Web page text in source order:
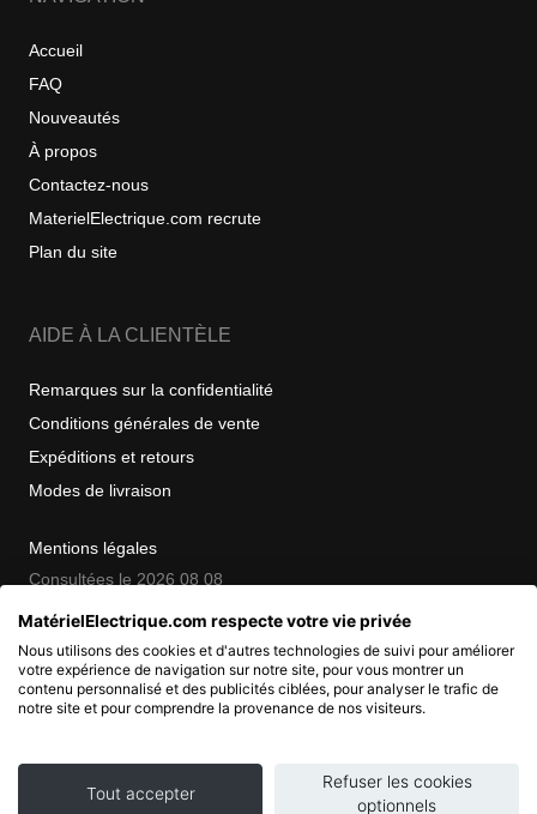
Accueil
FAQ
Nouveautés
À propos
Contactez-nous
MaterielElectrique.com recrute
Plan du site
AIDE À LA CLIENTÈLE
Remarques sur la confidentialité
Conditions générales de vente
Expéditions et retours
Modes de livraison
Mentions légales
Consultées le 2026 08 08
COPYRIGHT
© 2007 - 2026 Nimbanet
MatérielElectrique.com respecte votre vie privée
Nous utilisons des cookies et d'autres technologies de suivi pour améliorer
votre expérience de navigation sur notre site, pour vous montrer un
contenu personnalisé et des publicités ciblées, pour analyser le trafic de
notre site et pour comprendre la provenance de nos visiteurs.
Tout accepter
Refuser les cookies
optionnels